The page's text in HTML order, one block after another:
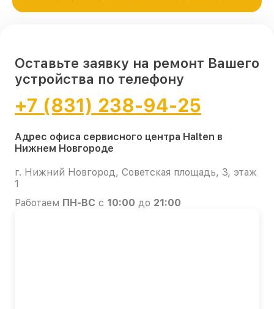
Оставьте заявку на ремонт Вашего
устройства по телефону
+7 (831) 238-94-25
Адрес офиса сервисного центра Halten в
Нижнем Новгороде
г. Нижний Новгород, Советская площадь, 3, этаж
1
Работаем ПН-ВС с 10:00 до 21:00